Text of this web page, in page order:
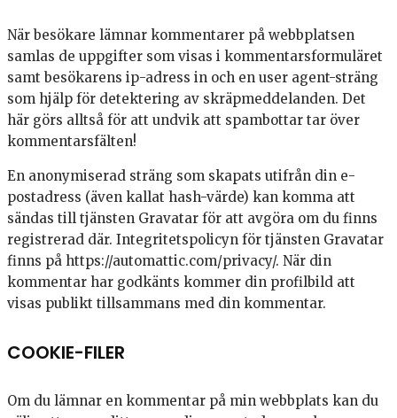
När besökare lämnar kommentarer på webbplatsen
samlas de uppgifter som visas i kommentarsformuläret
samt besökarens ip-adress in och en user agent-sträng
som hjälp för detektering av skräpmeddelanden. Det
här görs alltså för att undvik att spambottar tar över
kommentarsfälten!
En anonymiserad sträng som skapats utifrån din e-
postadress (även kallat hash-värde) kan komma att
sändas till tjänsten Gravatar för att avgöra om du finns
registrerad där. Integritetspolicyn för tjänsten Gravatar
finns på https://automattic.com/privacy/. När din
kommentar har godkänts kommer din profilbild att
visas publikt tillsammans med din kommentar.
COOKIE-FILER
Om du lämnar en kommentar på min webbplats kan du